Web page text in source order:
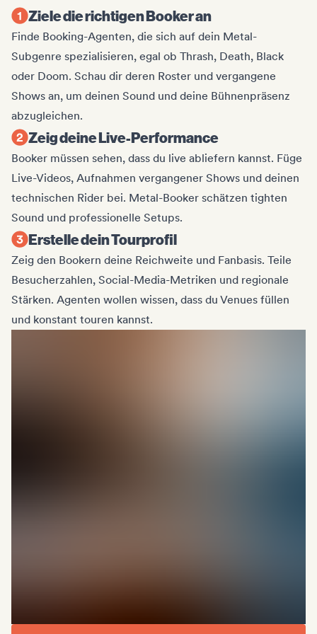
Ziele die richtigen Booker an
Finde Booking-Agenten, die sich auf dein Metal-
Subgenre spezialisieren, egal ob Thrash, Death, Black
oder Doom. Schau dir deren Roster und vergangene
Shows an, um deinen Sound und deine Bühnenpräsenz
abzugleichen.
Zeig deine Live-Performance
Booker müssen sehen, dass du live abliefern kannst. Füge
Live-Videos, Aufnahmen vergangener Shows und deinen
technischen Rider bei. Metal-Booker schätzen tighten
Sound und professionelle Setups.
Erstelle dein Tourprofil
Zeig den Bookern deine Reichweite und Fanbasis. Teile
Besucherzahlen, Social-Media-Metriken und regionale
Stärken. Agenten wollen wissen, dass du Venues füllen
und konstant touren kannst.